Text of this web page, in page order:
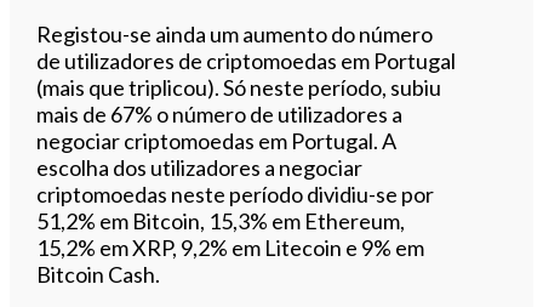
Registou-se ainda um aumento do número
de utilizadores de criptomoedas em Portugal
(mais que triplicou). Só neste período, subiu
mais de 67% o número de utilizadores a
negociar criptomoedas em Portugal. A
escolha dos utilizadores a negociar
criptomoedas neste período dividiu-se por
51,2% em Bitcoin, 15,3% em Ethereum,
15,2% em XRP, 9,2% em Litecoin e 9% em
Bitcoin Cash.